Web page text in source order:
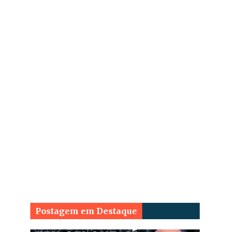
Postagem em Destaque